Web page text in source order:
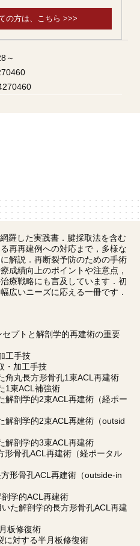
の方は、こちら >>>
～
羅した実践書．腱採取法を含む
再再建例への対応まで，多様な
解説．再断裂予防のための手術
成績向上のポイントや注意点，
療戦略にも言及しています．初
広いニーズに応える一冊です．
プトと解剖学的再建術の重要
工手技
加工手技
丸長方形骨孔1束ACL再建術
束ACL補強術
剖学的2束ACL再建術（経ポー
剖学的2束ACL再建術（outsid
剖学的3束ACL再建術
骨孔ACL再建術（経ポータル
形骨孔ACL再建術（outside-in
学的ACL再建術
た解剖学的長方形骨孔ACL再建
板修復術
対する半月板修復術